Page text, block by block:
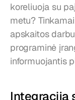
koreliuoja su
metu?
apskaitos
programinė
informuojantis
Integracija